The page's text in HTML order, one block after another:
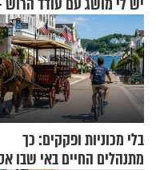
בלי מכוניות ופקקים: כך
מתנהלים החיים באי שבו